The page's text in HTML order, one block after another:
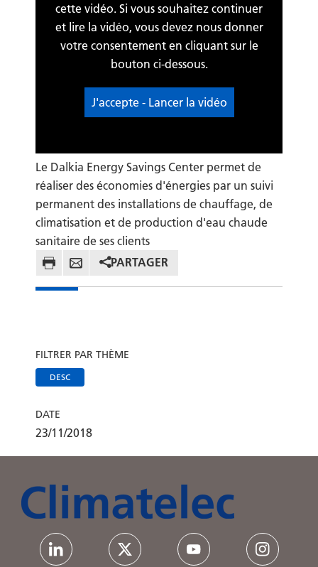
cette vidéo. Si vous souhaitez continuer
et lire la vidéo, vous devez nous donner
votre consentement en cliquant sur le
bouton ci-dessous.
J'accepte - Lancer la vidéo
Le Dalkia Energy Savings Center permet de
réaliser des économies d'énergies par un suivi
permanent des installations de chauffage, de
climatisation et de production d'eau chaude
sanitaire de ses clients
PARTAGER
FILTRER PAR THÈME
DESC
DATE
23/11/2018